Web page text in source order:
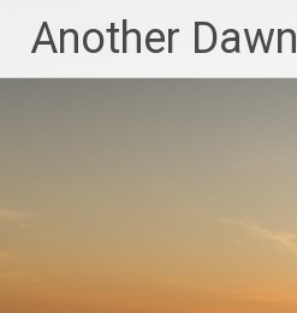
content
Another Dawn